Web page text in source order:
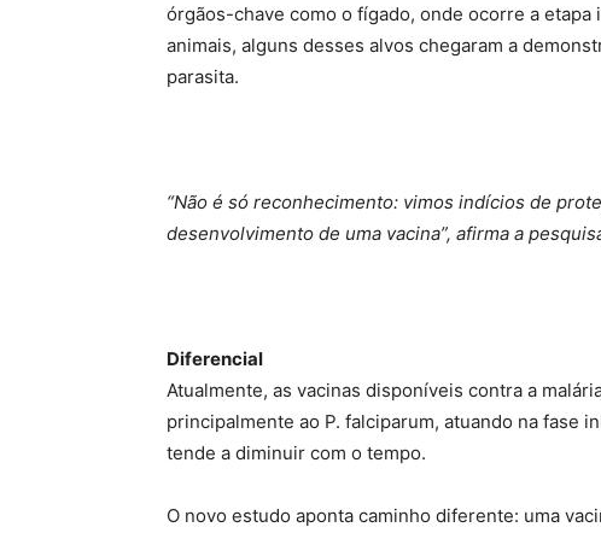
órgãos-chave como o fígado, onde ocorre a
animais, alguns desses alvos chegaram a
parasita.
“Não é só reconhecimento: vimos indícios de
desenvolvimento de uma vacina”, afirma a
Diferencial
Atualmente, as vacinas disponíveis contra a
principalmente ao P. falciparum, atuando na fase
tende a diminuir com o tempo.
O novo estudo aponta caminho diferente: uma